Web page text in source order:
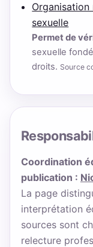
sexuelle
Permet de
sexuelle
droits. Source
Coordination
publication :
La page
interprétation
sources sont
relecture